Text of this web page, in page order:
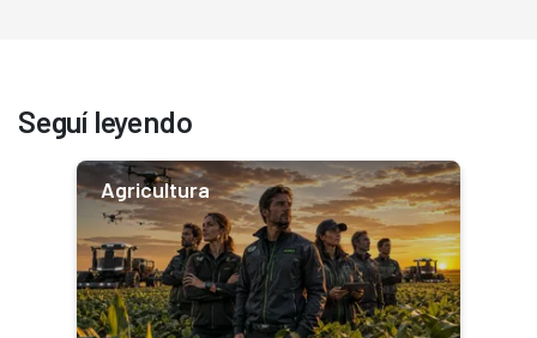
Seguí leyendo
Agricultura